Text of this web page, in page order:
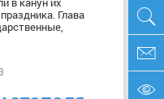
Глава